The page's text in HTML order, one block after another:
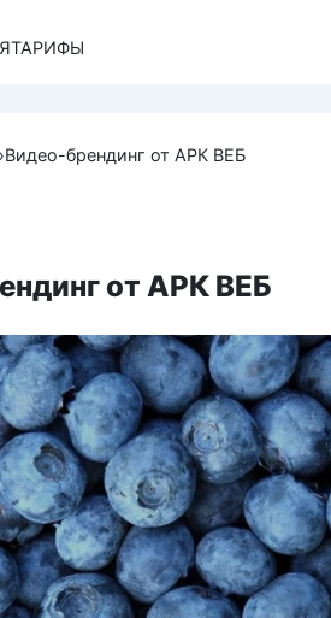
ТАРИФЫ
Видео-брендинг от АРК ВЕБ
от АРК ВЕБ